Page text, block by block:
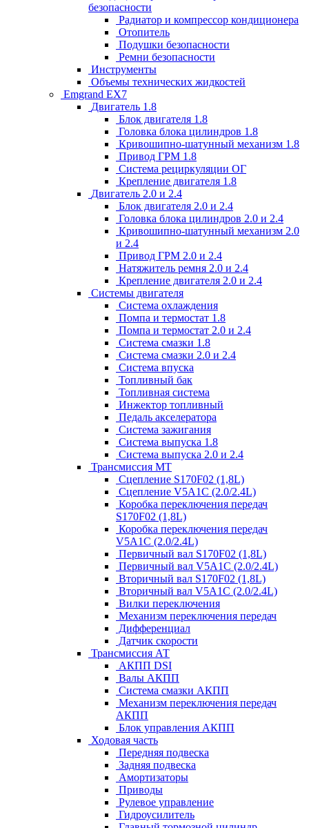
безопасности
Радиатор и компрессор кондиционера
Отопитель
Подушки безопасности
Ремни безопасности
Инструменты
Объемы технических жидкостей
Emgrand EX7
Двигатель 1.8
Блок двигателя 1.8
Головка блока цилиндров 1.8
Кривошипно-шатунный механизм 1.8
Привод ГРМ 1.8
Система рециркуляции ОГ
Крепление двигателя 1.8
Двигатель 2.0 и 2.4
Блок двигателя 2.0 и 2.4
Головка блока цилиндров 2.0 и 2.4
Кривошипно-шатунный механизм 2.0
и 2.4
Привод ГРМ 2.0 и 2.4
Натяжитель ремня 2.0 и 2.4
Крепление двигателя 2.0 и 2.4
Системы двигателя
Система охлаждения
Помпа и термостат 1.8
Помпа и термостат 2.0 и 2.4
Система смазки 1.8
Система смазки 2.0 и 2.4
Система впуска
Топливный бак
Топливная система
Инжектор топливный
Педаль акселератора
Система зажигания
Система выпуска 1.8
Система выпуска 2.0 и 2.4
Трансмиссия МТ
Сцепление S170F02 (1,8L)
Сцепление V5A1C (2.0/2.4L)
Коробка переключения передач
S170F02 (1,8L)
Коробка переключения передач
V5A1C (2.0/2.4L)
Первичный вал S170F02 (1,8L)
Первичный вал V5A1C (2.0/2.4L)
Вторичный вал S170F02 (1,8L)
Вторичный вал V5A1C (2.0/2.4L)
Вилки переключения
Механизм переключения передач
Дифференциал
Датчик скорости
Трансмиссия АТ
АКПП DSI
Валы АКПП
Система смазки АКПП
Механизм переключения передач
АКПП
Блок управления АКПП
Ходовая часть
Передняя подвеска
Задняя подвеска
Амортизаторы
Приводы
Рулевое управление
Гидроусилитель